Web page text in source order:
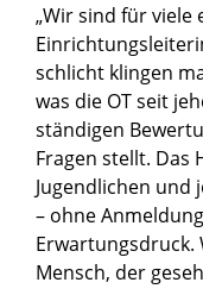
„Wir sind für viele
Einrichtungsleiterin
„Wir sind für viele
schlicht klingen
was die OT seit
ständigen
Fragen stellt. Das
Jugendlichen und
– ohne
Erwartungsdruck.
Mensch, der